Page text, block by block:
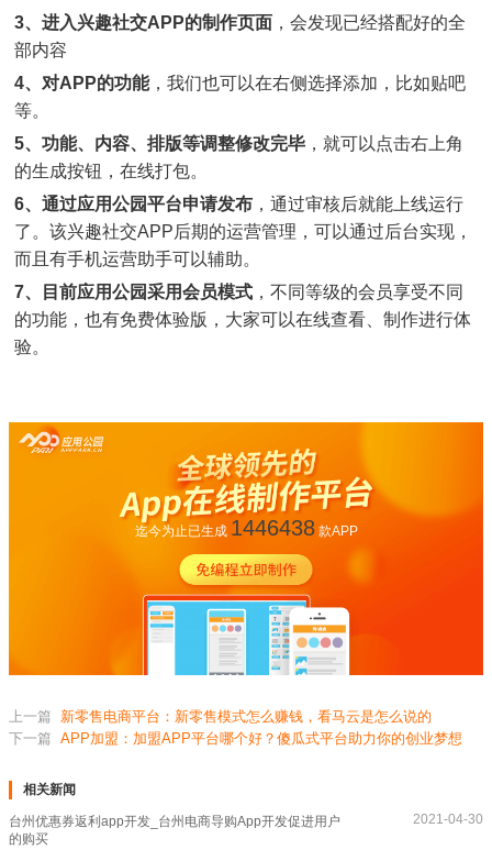
3、进入兴趣社交APP的制作页面 ，会发现已经搭配好的全
部内容
4、对APP的功能，我们也可以在右侧选择添加，比如贴吧
等。
5、功能、内容、排版等调整修改完毕 ，就可以点击右上角
的生成按钮，在线打包。
6、通过应用公园平台申请发布 ，通过审核后就能上线运行
了。该兴趣社交APP后期的运营管理，可以通过后台实现，
而且有手机运营助手可以辅助。
7、目前应用公园采用会员模式 ，不同等级的会员享受不同
的功能，也有免费体验版，大家可以在线查看、制作进行体
验。
迄今为止已生成 1446438款APP
上一篇
新零售电商平台：新零售模式怎么赚钱，看马云是怎么说的
下一篇 APP加盟：加盟APP平台哪个好？傻瓜式平台助力你的创业梦想
相关新闻
台州优惠券返利app开发_台州电商导购App开发促进用户
的购买
2021-04-30